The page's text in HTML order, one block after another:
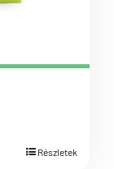
Részletek